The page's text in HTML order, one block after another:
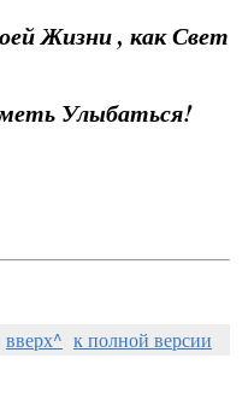
Жизни , как Свет
Улыбаться!
вверх^ к полной версии